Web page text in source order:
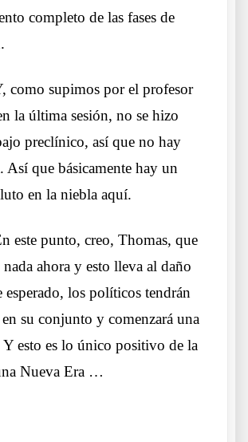
completo de las fases de
como supimos por el profesor
la última sesión, no se hizo
preclínico, así que no hay
que básicamente hay un
en la niebla aquí.
este punto, creo, Thomas, que
ahora y esto lleva al daño
esperado, los políticos tendrán
su conjunto y comenzará una
esto es lo único positivo de la
Nueva Era …